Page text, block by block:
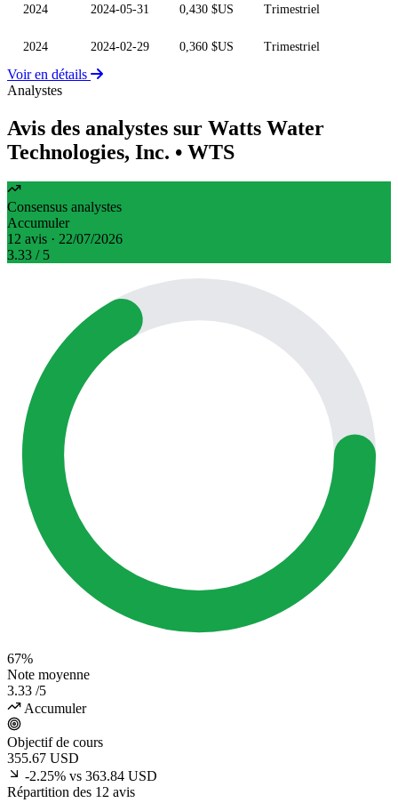
2024 2024-05-31 0,430 $US Trimestriel
2024 2024-02-29 0,360 $US Trimestriel
Voir en détails
Analystes
Avis des analystes sur Watts Water
Technologies, Inc. • WTS
Consensus analystes
Accumuler
12 avis · 22/07/2026
3.33 / 5
67%
Note moyenne
3.33 /5
Accumuler
Objectif de cours
355.67 USD
-2.25% vs 363.84 USD
Répartition des 12 avis